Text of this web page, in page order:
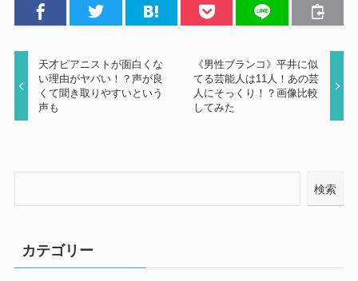
天才ピアニストが面白くな
い理由がヤバい！？声が良
くて聞き取りやすいという
声も
《男性ブランコ》平井に似
てる芸能人は11人！あの芸
人にそっくり！？画像比較
してみた
検索
カテゴリー